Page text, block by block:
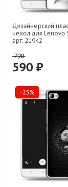
Дизайнерский
чехол для Lenovo
арт: 21942
790
590 ₽
-25%